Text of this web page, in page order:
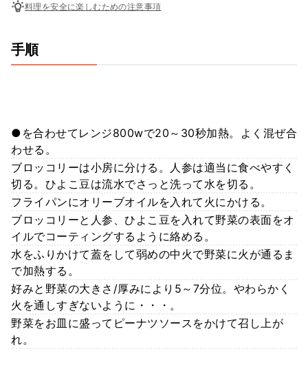
料理を安全に楽しむための注意事項
手順
●を合わせてレンジ800wで20～30秒加熱。よく混ぜ合
わせる。
ブロッコリーは小房に分ける。人参は適当に食べやすく
切る。ひよこ豆は流水でさっと洗って水を切る。
フライパンにオリーブオイルを入れて火にかける。
ブロッコリーと人参、ひよこ豆を入れて野菜の表面をオ
イルでコーティングするように絡める。
水をふりかけて蓋をして弱めの中火で野菜に火が通るま
で加熱する。
好みと野菜の大きさ/厚みにより5～7分位。やわらかく
火を通しすぎないように・・・。
野菜をお皿に盛ってピーナツソースをかけて召し上が
れ。